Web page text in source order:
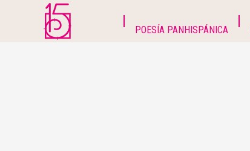
POESÍA PANHISPÁNICA